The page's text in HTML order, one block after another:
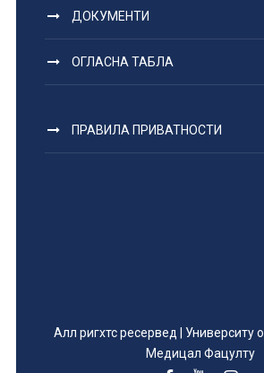
ДОКУМЕНТИ
ОГЛАСНА ТАБЛА
ПРАВИЛА ПРИВАТНОСТИ
Алл ригхтс ресервед | Университy
Медицал Фацултy